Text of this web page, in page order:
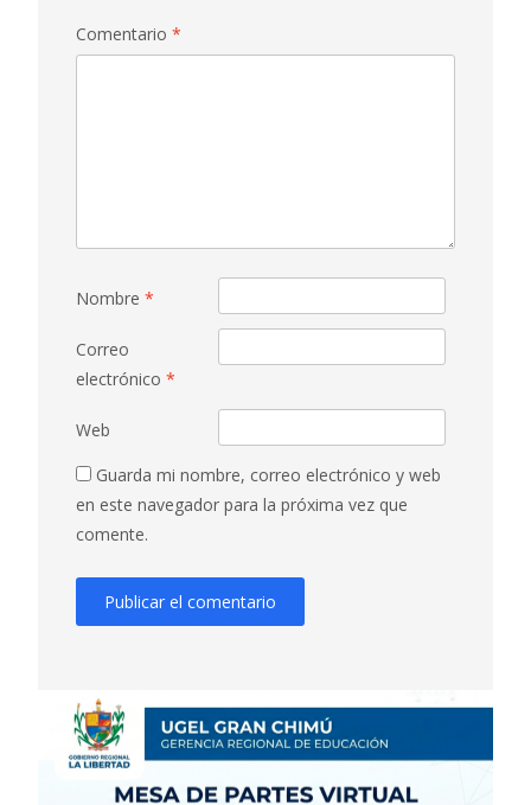
Comentario *
Nombre *
Correo
electrónico *
Web
Guarda mi nombre, correo electrónico y web
en este navegador para la próxima vez que
comente.